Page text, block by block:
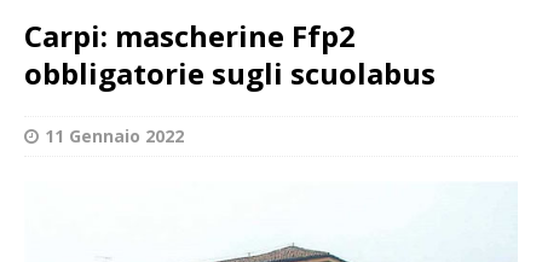
Carpi: mascherine Ffp2
obbligatorie sugli scuolabus
11 Gennaio 2022